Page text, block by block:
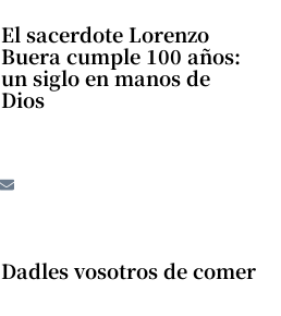
El sacerdote Lorenzo
Buera cumple 100 años:
un siglo en manos de
Dios
Dadles vosotros de comer